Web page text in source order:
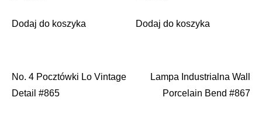
Dodaj do koszyka Dodaj do koszyka
Nawigacja
No. 4 Pocztówki Lo Vintage
Detail #865
Lampa Industrialna Wall
Porcelain Bend #867